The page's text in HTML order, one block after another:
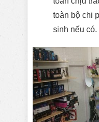
toàn bộ chi
sinh nếu có.